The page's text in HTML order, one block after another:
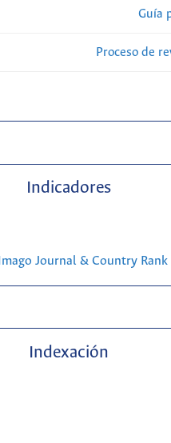
Guía
Proceso de
Indicadores
Indexación